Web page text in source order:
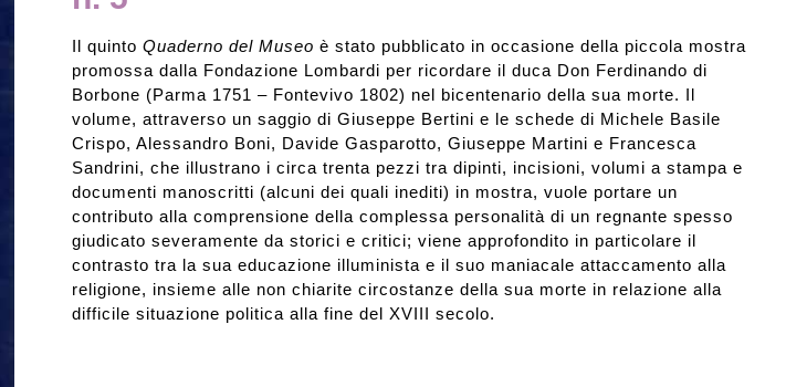
Rassegna stampa
Prestiti a mostre esterne
Il quinto Quaderno del Museo è stato pubblicato in occasione della piccola mostra
promossa dalla Fondazione Lombardi per ricordare il duca Don Ferdinando di
Borbone (Parma 1751 – Fontevivo 1802) nel bicentenario della sua morte. Il
volume, attraverso un saggio di Giuseppe Bertini e le schede di Michele Basile
Crispo, Alessandro Boni, Davide Gasparotto, Giuseppe Martini e Francesca
Sandrini, che illustrano i circa trenta pezzi tra dipinti, incisioni, volumi a stampa e
documenti manoscritti (alcuni dei quali inediti) in mostra, vuole portare un
contributo alla comprensione della complessa personalità di un regnante spesso
giudicato severamente da storici e critici; viene approfondito in particolare il
contrasto tra la sua educazione illuminista e il suo maniacale attaccamento alla
religione, insieme alle non chiarite circostanze della sua morte in relazione alla
difficile situazione politica alla fine del XVIII secolo.